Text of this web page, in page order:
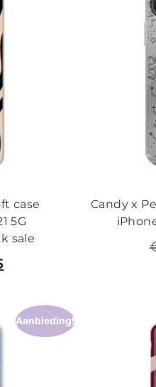
case
5G
sale
Candy x
Aanbieding!